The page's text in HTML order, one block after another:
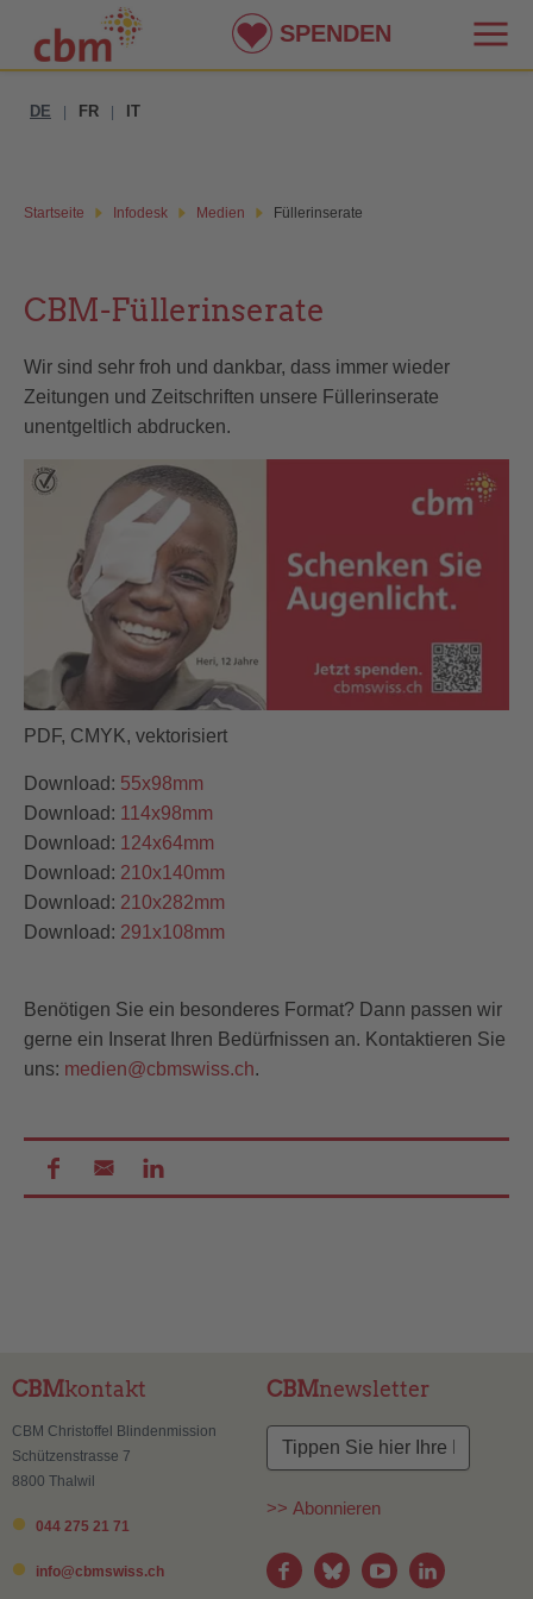
DE FR IT
Startseite Infodesk Medien Füllerinserate
CBM-Füllerinserate
Wir sind sehr froh und dankbar, dass immer wieder
Zeitungen und Zeitschriften unsere Füllerinserate
unentgeltlich abdrucken.
PDF, CMYK, vektorisiert
Download: 55x98mm
Download: 114x98mm
Download: 124x64mm
Download: 210x140mm
Download: 210x282mm
Download: 291x108mm
Benötigen Sie ein besonderes Format? Dann passen wir
gerne ein Inserat Ihren Bedürfnissen an. Kontaktieren Sie
uns: medien@cbmswiss.ch.
SPENDEN
CBMkontakt
CBM Christoffel Blindenmission
Schützenstrasse 7
8800 Thalwil
044 275 21 71
info@cbmswiss.ch
CBMnewsletter
>> Abonnieren